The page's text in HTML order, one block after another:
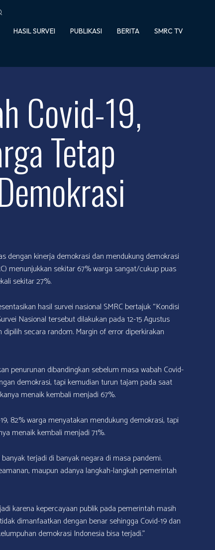
HASIL SURVEI PUBLIKASI BERITA SMRC TV
Covid-19,
Tetap
dengan kinerja demokrasi dan mendukung demokrasi
menunjukkan sekitar 67% warga sangat/cukup puas
sekitar 27%.
hasil survei nasional SMRC bertajuk “Kondisi
Nasional tersebut dilakukan pada 12-15 Agustus
secara random. Margin of error diperkirakan
penurunan dibandingkan sebelum masa wabah Covid-
demokrasi, tapi kemudian turun tajam pada saat
menaik kembali menjadi 67%.
82% warga menyatakan mendukung demokrasi, tapi
menaik kembali menjadi 71%.
terjadi di banyak negara di masa pandemi.
maupun adanya langkah-langkah pemerintah
karena kepercayaan publik pada pemerintah masih
dimanfaatkan dengan benar sehingga Covid-19 dan
demokrasi Indonesia bisa terjadi.”